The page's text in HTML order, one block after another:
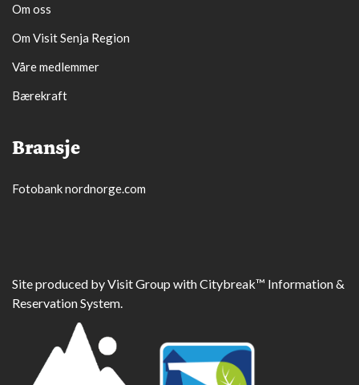
Om oss
Om Visit Senja Region
Våre medlemmer
Bærekraft
Bransje
Fotobank nordnorge.com
Site produced byVisit Group withCitybreak™ Information &
Reservation System.